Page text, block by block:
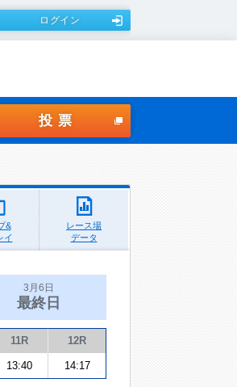
ログイン
投票
&
イ
レース場
データ
3月6日
最終日
11R 12R
13:40 14:17